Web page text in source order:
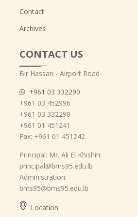
Contact
Archives
CONTACT US
Bir Hassan - Airport Road
+961 03 332290
+961 03 452996
+961 03 332290
+961 01 451241
Fax: +961 01 451242
Principal: Mr. Ali El Khishin:
principal@bms95.edu.lb
Administration:
bms95@bms95.edu.lb
Location